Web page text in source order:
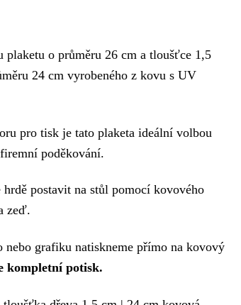
plaketu o průměru 26 cm a tloušťce 1,5
24 cm vyrobeného z kovu s UV
pro tisk je tato plaketa ideální volbou
poděkování.
hrdě postavit na stůl pomocí kovového
zeď.
nebo grafiku natiskneme přímo na kovový
kompletní potisk.